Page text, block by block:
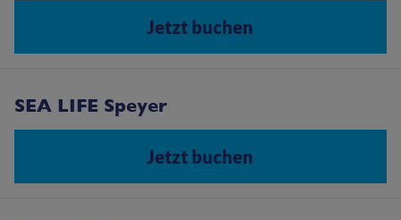
Jetzt buchen
SEA LIFE Speyer
Jetzt buchen